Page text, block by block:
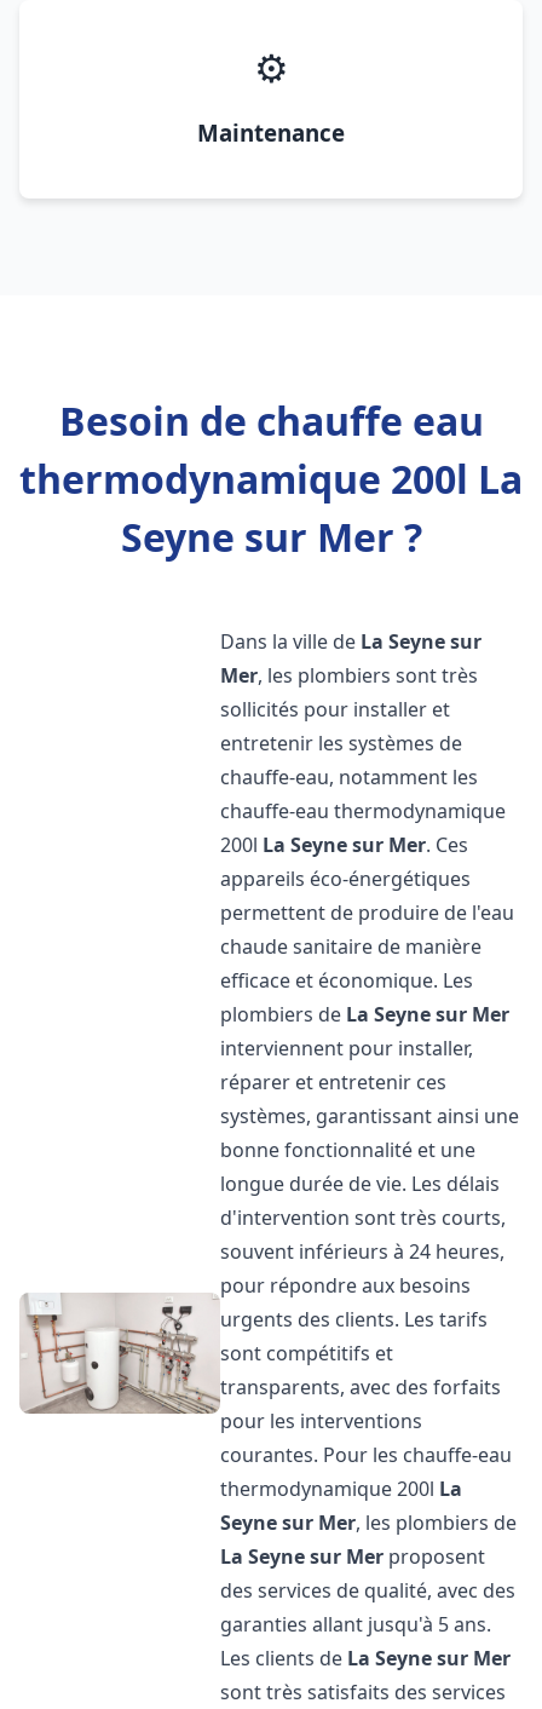
⚙️
Maintenance
Besoin de chauffe eau
thermodynamique 200l La
Seyne sur Mer ?
Dans la ville de La Seyne sur
Mer, les plombiers sont très
sollicités pour installer et
entretenir les systèmes de
chauffe-eau, notamment les
chauffe-eau thermodynamique
200l La Seyne sur Mer. Ces
appareils éco-énergétiques
permettent de produire de l'eau
chaude sanitaire de manière
efficace et économique. Les
plombiers de La Seyne sur Mer
interviennent pour installer,
réparer et entretenir ces
systèmes, garantissant ainsi une
bonne fonctionnalité et une
longue durée de vie. Les délais
d'intervention sont très courts,
souvent inférieurs à 24 heures,
pour répondre aux besoins
urgents des clients. Les tarifs
sont compétitifs et
transparents, avec des forfaits
pour les interventions
courantes. Pour les chauffe-eau
thermodynamique 200l La
Seyne sur Mer, les plombiers de
La Seyne sur Mer proposent
des services de qualité, avec des
garanties allant jusqu'à 5 ans.
Les clients de La Seyne sur Mer
sont très satisfaits des services